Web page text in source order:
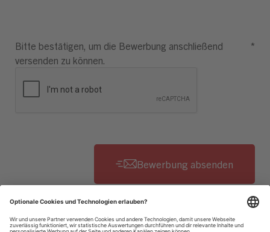
Bitte bestätigen, um die Bewerbung anschließend
versenden zu können.
*